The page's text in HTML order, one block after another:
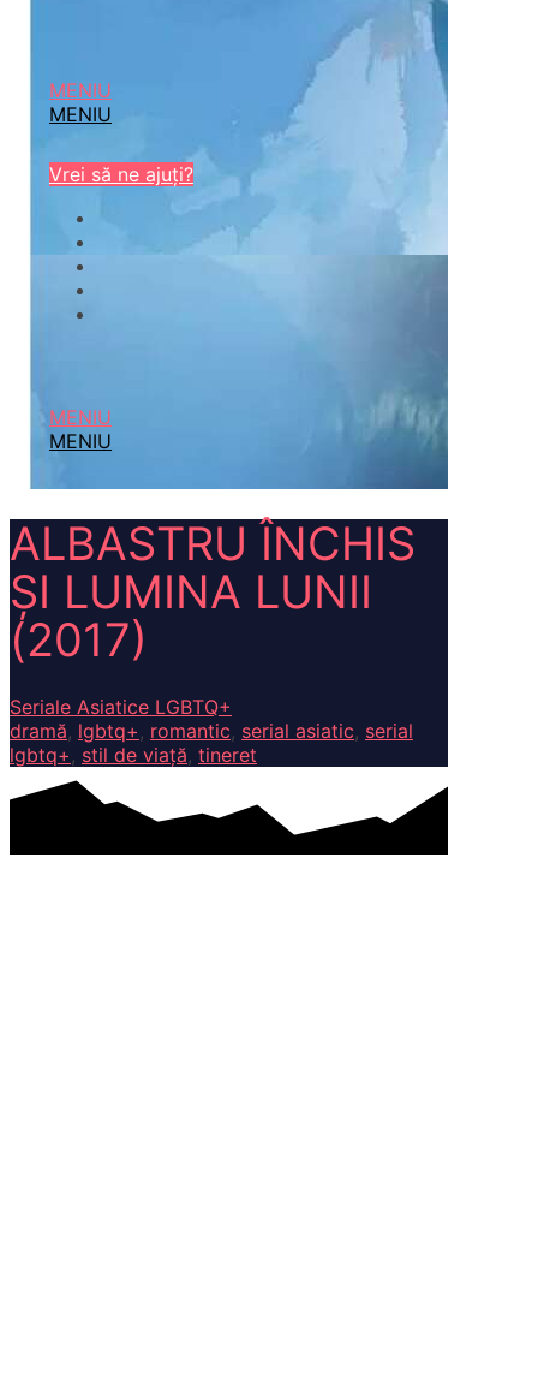
MENIU
MENIU
Vrei să ne ajuți?
MENIU
MENIU
ALBASTRU ÎNCHIS
ȘI LUMINA LUNII
(2017)
Seriale Asiatice LGBTQ+
dramă, lgbtq+ , romantic, serial asiatic, serial
lgbtq+ , stil de viață, tineret